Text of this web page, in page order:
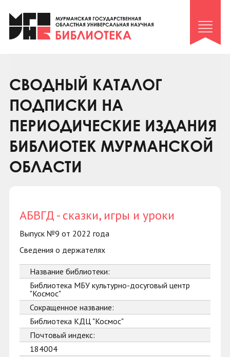
Клуб «Гиря и сельдерей»
Клуб «Семейный архив»
Коллегам
Контакты
СВОДНЫЙ КАТАЛОГ
ПОДПИСКИ НА
ПЕРИОДИЧЕСКИЕ ИЗДАНИЯ
БИБЛИОТЕК МУРМАНСКОЙ
ОБЛАСТИ
АБВГД - сказки, игры и уроки
Выпуск №9 от 2022 года
Сведения о держателях
Название библиотеки:
Библиотека МБУ культурно-досуговый центр
"Космос"
Сокращенное название:
Библиотека КДЦ "Космос"
Почтовый индекс:
184004